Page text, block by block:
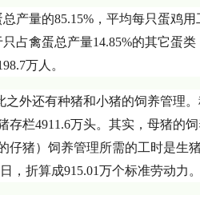
产量的85.15%，平均每只蛋鸡
占禽蛋总产量14.85%的其它蛋
万人。
外还有种猪和小猪的饲养管理
栏4911.6万头。其实，母猪的
猪）饲养管理所需的工时是生
，折算成915.01万个标准劳动力。